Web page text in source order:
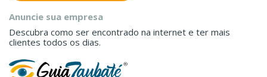
Anuncie sua empresa
Descubra como ser encontrado na internet e ter mais
clientes todos os dias.